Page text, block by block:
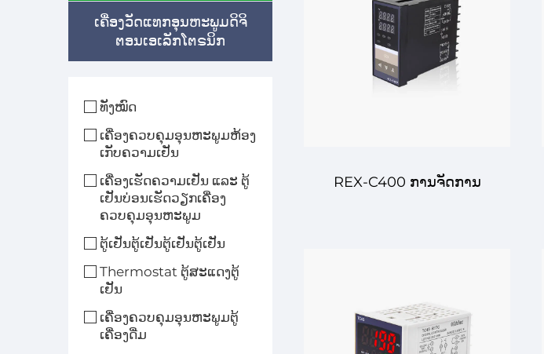
ເຄື່ອງວັດແທກອຸນຫະພູມດິຈິ
ຕອນເອເລັກໂຕຣນິກ
ທັງໝົດ
ເຄື່ອງຄວບຄຸມອຸນຫະພູມຫ້ອງ
ເກັບຄວາມເຢັນ
ເຄື່ອງເຮັດຄວາມເຢັນ ແລະ ຕູ້
ເຢັນບ່ອນເຮັດວຽກເຄື່ອງ
ຄວບຄຸມອຸນຫະພູມ
ຕູ້ເຢັນຕູ້ເຢັນຕູ້ເຢັນຕູ້ເຢັນ
Thermostat ຕູ້ສະແດງຕູ້
ເຢັນ
ເຄື່ອງຄວບຄຸມອຸນຫະພູມຕູ້
ເຄື່ອງດື່ມ
REX-C400 ການຈັດການ
ອຸນຫະພູມທີ່ປະສົບຜົນສູງ